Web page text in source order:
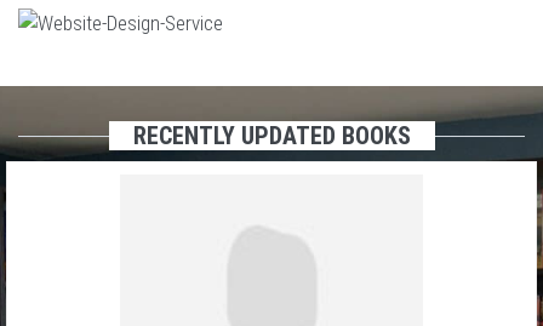
RECENTLY UPDATED BOOKS